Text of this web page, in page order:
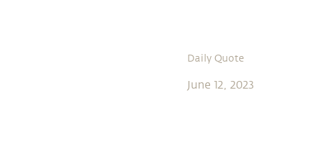
Daily Quote
June 12, 2023